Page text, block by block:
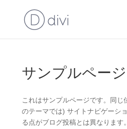
サンプルページ
これはサンプルページです。同じ
のテーマでは) サイトナビゲーシ
る点がブログ投稿とは異なります